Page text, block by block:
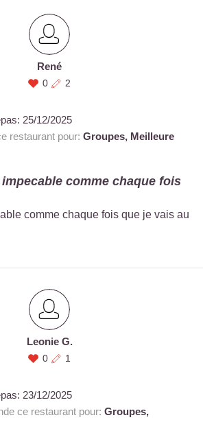
René
0 2
25/12/2025
restaurant pour: Groupes, Meilleure
comme chaque fois
comme chaque fois que je vais au
Leonie G.
0 1
23/12/2025
ce restaurant pour: Groupes,